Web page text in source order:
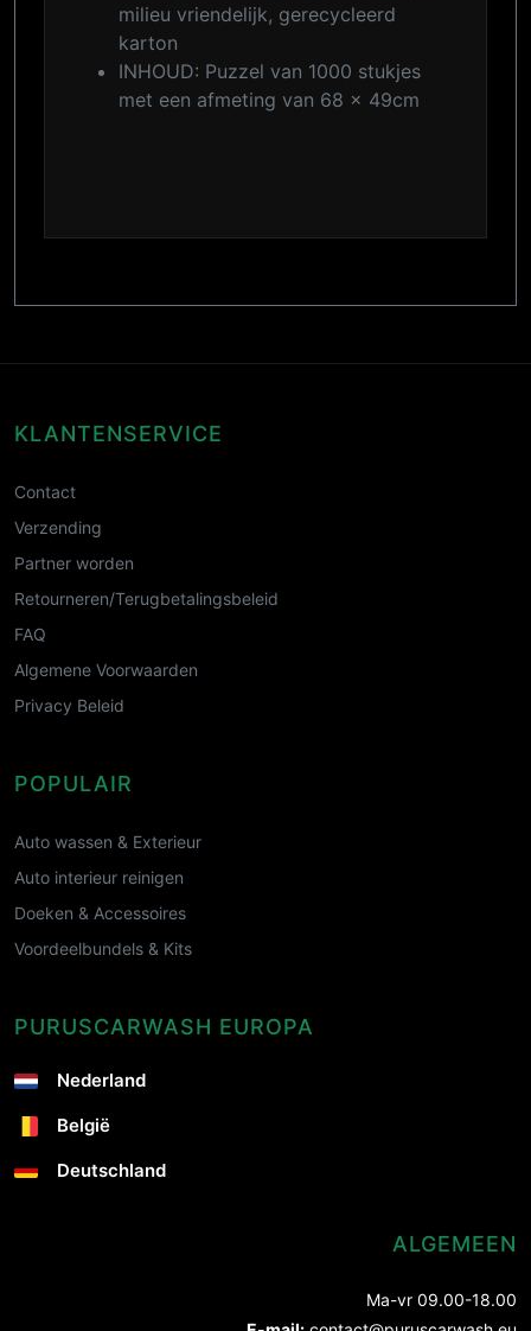
milieu vriendelijk, gerecycleerd
karton
INHOUD: Puzzel van 1000 stukjes
met een afmeting van 68 x 49cm
KLANTENSERVICE
Contact
Verzending
Partner worden
Retourneren/Terugbetalingsbeleid
FAQ
Algemene Voorwaarden
Privacy Beleid
POPULAIR
Auto wassen & Exterieur
Auto interieur reinigen
Doeken & Accessoires
Voordeelbundels & Kits
PURUSCARWASH EUROPA
Nederland
België
Deutschland
ALGEMEEN
Ma-vr 09.00-18.00